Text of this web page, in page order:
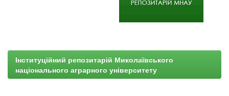
Інституційний репозитарій Миколаївського
національного аграрного університету